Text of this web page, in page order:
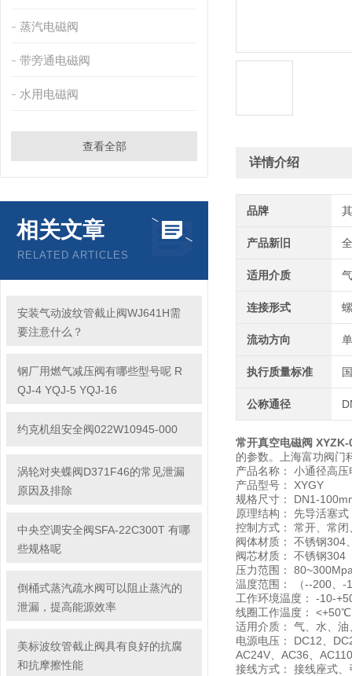
蒸汽电磁阀
带旁通电磁阀
水用电磁阀
查看全部
相关文章
RELATED ARTICLES
安装气动波纹管截止阀WJ641H需
要注意什么？
钢厂用燃气减压阀有哪些型号呢 R
QJ-4 YQJ-5 YQJ-16
约克机组安全阀022W10945-000
涡轮对夹蝶阀D371F46的常见泄漏
原因及排除
中央空调安全阀SFA-22C300T 有哪
些规格呢
倒桶式蒸汽疏水阀可以阻止蒸汽的
泄漏，提高能源效率
美标波纹管截止阀具有良好的抗腐
和抗摩擦性能
详情介绍
品牌
产品新旧
适用介质
连接形式
流动方向
执行质量标准
公称通径
常开真空电磁阀 XYZK-
的参数。上海富功阀门
产品名称： 小通径高压
产品型号： XYGY
规格尺寸： DN1-
原理结构： 先导活塞式
控制方式： 常开、常闭
阀体材质： 不锈钢304
阀芯材质： 不锈钢304
压力范围：
温度范围： （--200、
工作环境温度： -10-
线圈工作温度：
适用介质： 气、水、
电源电压： DC12、
AC24V、AC36、
接线方式： 接线座式